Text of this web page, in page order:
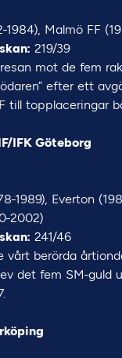
1984), Malmö FF
219/39
mot de fem
efter ett
till topplaceringar
IFK Göteborg
1989), Everton
2002)
241/46
vårt berörda
det fem SM-